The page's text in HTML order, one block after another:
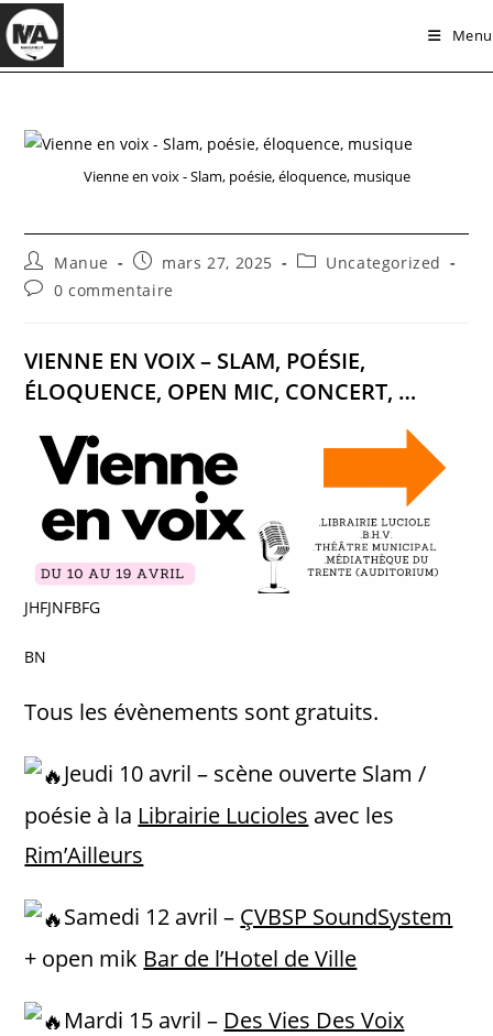
Skip
to
content
Menu
Vienne en voix - Slam, poésie, éloquence, musique
Auteur/autrice
de
la
Manue
Publication
publiée :
mars 27, 2025
PostUncategorized
Commentaires
publication :
0 commentaire
VIENNE EN VOIX – SLAM, POÉSIE,
ÉLOQUENCE, OPEN MIC, CONCERT, …
JHFJNFBFG
BN
Tous les évènements sont gratuits.
Jeudi 10 avril – scène ouverte Slam /
poésie à la Librairie Lucioles avec les
Rim’Ailleurs
Samedi 12 avril – ÇVBSP SoundSystem
+ open mik Bar de l’Hotel de Ville
Mardi 15 avril – Des Vies Des Voix